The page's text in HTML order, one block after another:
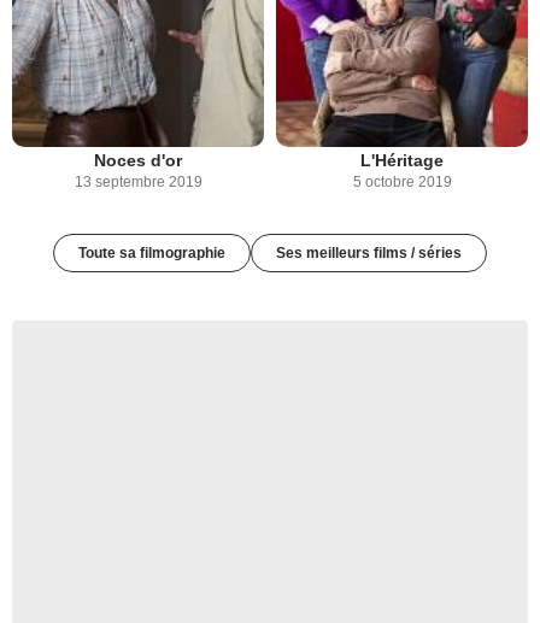
Noces d'or
13 septembre 2019
L'Héritage
5 octobre 2019
Toute sa filmographie Ses meilleurs films / séries